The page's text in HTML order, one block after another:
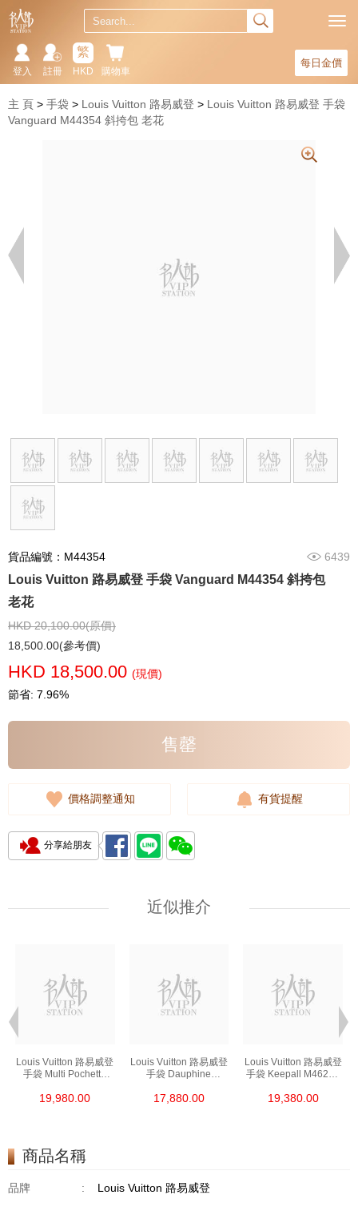
每日金價
購物車
繁
HKD
註冊
登入
主 頁 手袋 Louis Vuitton 路易威登
Louis Vuitton 路易威登 手袋
Vanguard M44354 斜挎包 老花
貨品編號：M44354 6439
Louis Vuitton 路易威登 手袋 Vanguard M44354 斜挎包
老花
HKD 20,100.00(原價)
18,500.00(參考價)
HKD 18,500.00 (現價)
節省: 7.96%
售罄
價格調整通知 有貨提醒
分享給朋友
近似推介
Louis Vuitton 路易威登
手袋 Multi Pochette
老花
19,980.00
Louis Vuitton 路易威登
手袋 Dauphine
17,880.00
Louis Vuitton 路易威登
手袋 Keepall M46271
19,380.00
商品名稱
品牌 : Louis Vuitton 路易威登